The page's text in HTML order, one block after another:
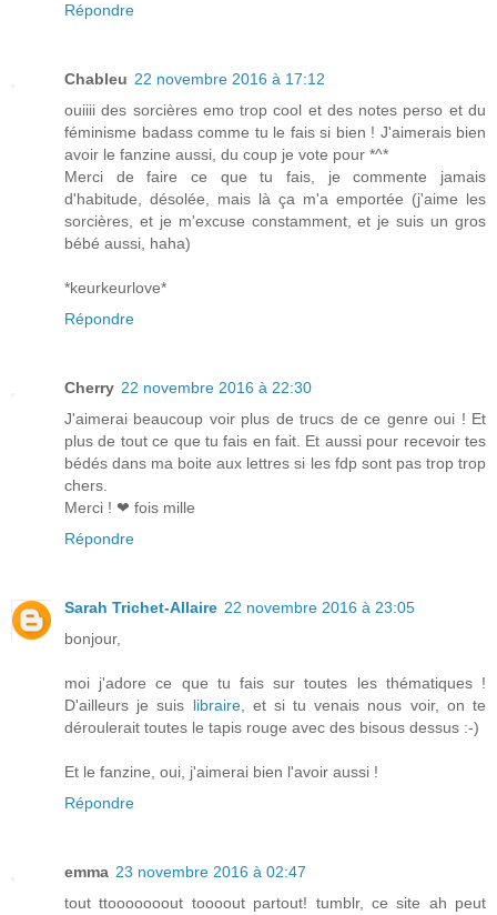
Répondre
Chableu 22 novembre 2016 à 17:12
ouiiii des sorcières emo trop cool et des notes perso et du
féminisme badass comme tu le fais si bien ! J'aimerais bien
avoir le fanzine aussi, du coup je vote pour *^*
Merci de faire ce que tu fais, je commente jamais
d'habitude, désolée, mais là ça m'a emportée (j'aime les
sorcières, et je m'excuse constamment, et je suis un gros
bébé aussi, haha)
*keurkeurlove*
Répondre
Cherry 22 novembre 2016 à 22:30
J'aimerai beaucoup voir plus de trucs de ce genre oui ! Et
plus de tout ce que tu fais en fait. Et aussi pour recevoir tes
bédés dans ma boite aux lettres si les fdp sont pas trop trop
chers.
Merci ! ❤ fois mille
Répondre
Sarah Trichet-Allaire 22 novembre 2016 à 23:05
bonjour,
moi j'adore ce que tu fais sur toutes les thématiques !
D'ailleurs je suis libraire, et si tu venais nous voir, on te
déroulerait toutes le tapis rouge avec des bisous dessus :-)
Et le fanzine, oui, j'aimerai bien l'avoir aussi !
Répondre
emma 23 novembre 2016 à 02:47
tout ttooooooout toooout partout! tumblr, ce site ah peut